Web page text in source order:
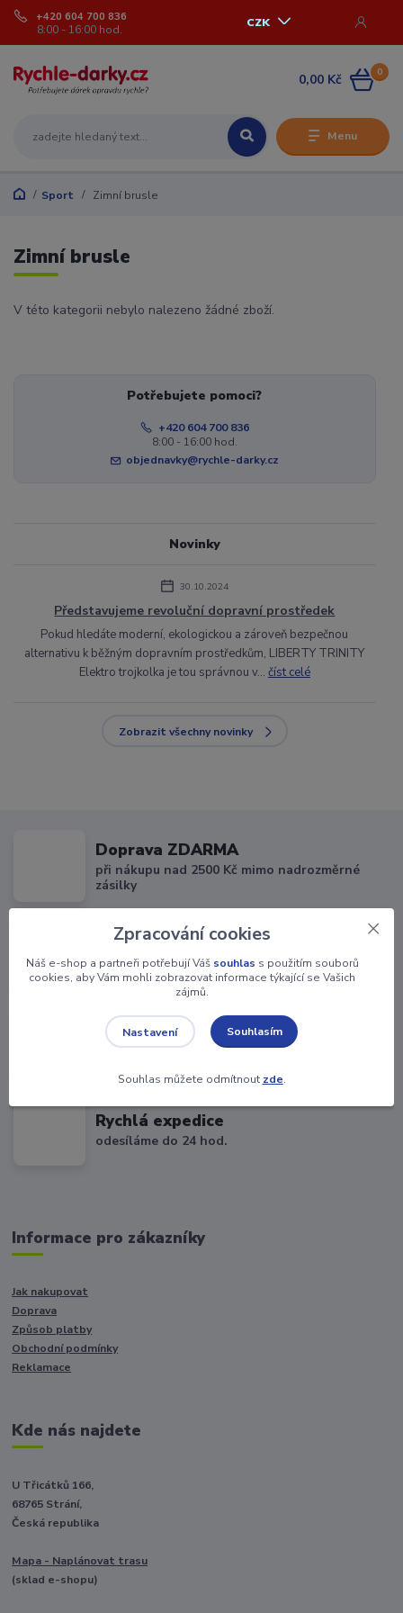
Menu
CZK
+420 604 700 836
8:00 - 16:00 hod.
0
0,00 Kč
Sport Zimní brusle
Zimní brusle
V této kategorii nebylo nalezeno žádné zboží.
Potřebujete pomoci?
+420 604 700 836
8:00 - 16:00 hod.
objednavky@rychle-darky.cz
Novinky
30.10.2024
Představujeme revoluční dopravní prostředek
Pokud hledáte moderní, ekologickou a zároveň bezpečnou
alternativu k běžným dopravním prostředkům, LIBERTY TRINITY
Elektro trojkolka je tou správnou v... číst celé
Zobrazit všechny novinky
Doprava ZDARMA
při nákupu nad 2500 Kč mimo nadrozměrné
zásilky
Parcelshop 75,-
PPL Parcelshop, Parcebox
Balíkovna 69,-
Balíkovny a výdejní boxy
Rychlá expedice
odesíláme do 24 hod.
Informace pro zákazníky
Jak nakupovat
Doprava
Způsob platby
Obchodní podmínky
Reklamace
Kde nás najdete
U Třicátků 166,
68765 Strání,
Česká republika
Mapa - Naplánovat trasu
(sklad e-shopu)
Zpracování cookies
Náš e-shop a partneři potřebují Váš souhlas s použitím souborů
cookies, aby Vám mohli zobrazovat informace týkající se Vašich
zájmů.
Nastavení Souhlasím
Souhlas můžete odmítnout zde.